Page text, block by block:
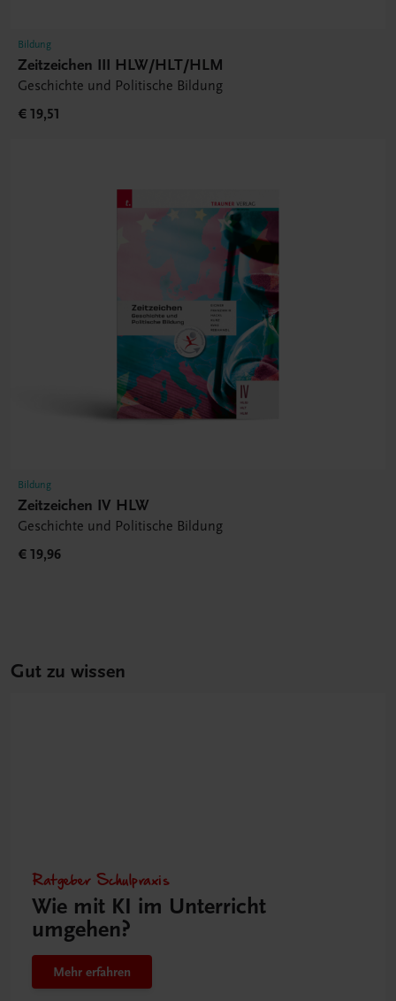
Bildung
Zeitzeichen III HLW/HLT/HLM
Geschichte und Politische Bildung
€ 19,51
Bildung
Zeitzeichen IV HLW
Geschichte und Politische Bildung
€ 19,96
Gut zu wissen
Ratgeber Schulpraxis
Wie mit KI im Unterricht
umgehen?
Mehr erfahren